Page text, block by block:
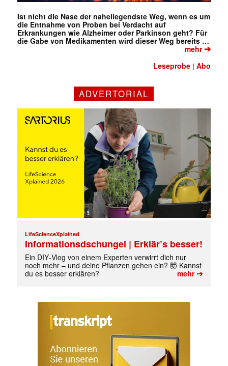
Ist nicht die Nase der naheliegendste Weg, wenn es um
die Entnahme von Proben bei Verdacht auf
Erkrankungen wie Alzheimer oder Parkinson geht? Für
die Gabe von Medikamenten wird dieser Weg bereits …
mehr➔
Leseprobe |Abo
ADVERTORIAL
LifeScienceXplained
Informationsdschungel | Erklär’s besser!
Ein DIY‑Vlog von einem Experten verwirrt dich nur
noch mehr – und deine Pflanzen gehen ein? 🤯 Kannst
du es besser erklären?
mehr➔